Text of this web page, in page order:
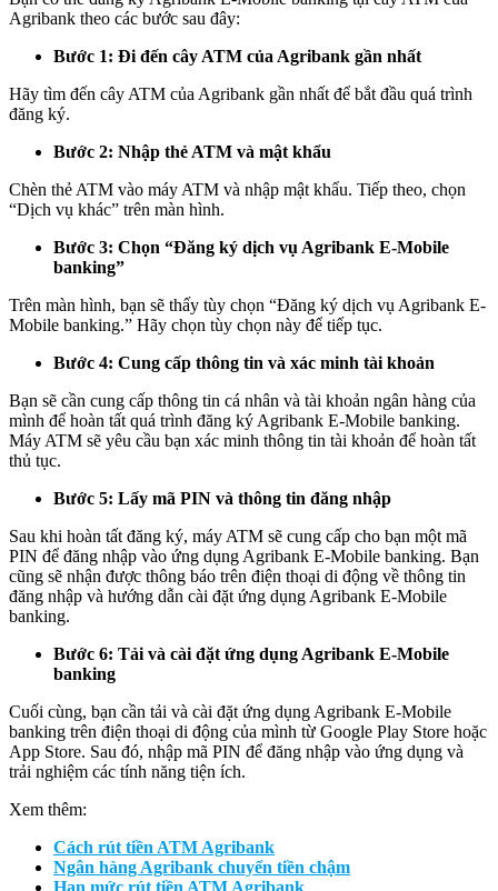
Agribank theo các bước sau đây:
Bước 1: Đi đến cây ATM của Agribank gần nhất
Hãy tìm đến cây ATM của Agribank gần nhất để bắt đầu quá trình
đăng ký.
Bước 2: Nhập thẻ ATM và mật khẩu
Chèn thẻ ATM vào máy ATM và nhập mật khẩu. Tiếp theo, chọn
“Dịch vụ khác” trên màn hình.
Bước 3: Chọn “Đăng ký dịch vụ Agribank E-Mobile
banking”
Trên màn hình, bạn sẽ thấy tùy chọn “Đăng ký dịch vụ Agribank E-
Mobile banking.” Hãy chọn tùy chọn này để tiếp tục.
Bước 4: Cung cấp thông tin và xác minh tài khoản
Bạn sẽ cần cung cấp thông tin cá nhân và tài khoản ngân hàng của
mình để hoàn tất quá trình đăng ký Agribank E-Mobile banking.
Máy ATM sẽ yêu cầu bạn xác minh thông tin tài khoản để hoàn tất
thủ tục.
Bước 5: Lấy mã PIN và thông tin đăng nhập
Sau khi hoàn tất đăng ký, máy ATM sẽ cung cấp cho bạn một mã
PIN để đăng nhập vào ứng dụng Agribank E-Mobile banking. Bạn
cũng sẽ nhận được thông báo trên điện thoại di động về thông tin
đăng nhập và hướng dẫn cài đặt ứng dụng Agribank E-Mobile
banking.
Bước 6: Tải và cài đặt ứng dụng Agribank E-Mobile
banking
Cuối cùng, bạn cần tải và cài đặt ứng dụng Agribank E-Mobile
banking trên điện thoại di động của mình từ Google Play Store hoặc
App Store. Sau đó, nhập mã PIN để đăng nhập vào ứng dụng và
trải nghiệm các tính năng tiện ích.
Xem thêm:
Cách rút tiền ATM Agribank
Ngân hàng Agribank chuyển tiền chậm